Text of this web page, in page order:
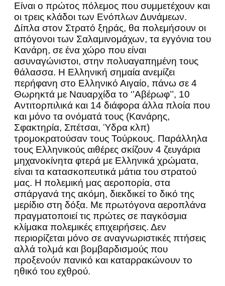
Είναι ο πρώτος πόλεμος που συμμετέχουν και
οι τρεις κλάδοι των Ενόπλων Δυνάμεων.
Δίπλα στον Στρατό ξηράς, θα πολεμήσουν οι
απόγονοι των Σαλαμινομάχων, τα εγγόνια του
Κανάρη, σε ένα χώρο που είναι
ασυναγώνιστοι, στην πολυαγαπημένη τους
θάλασσα. Η Ελληνική σημαία ανεμίζει
περήφανη στο Ελληνικό Αιγαίο, πάνω σε 4
Θωρηκτά με Ναυαρχίδα το ‘’Αβέρωφ’’, 10
Αντιτορπιλικά και 14 διάφορα άλλα πλοία που
και μόνο τα ονόματά τους (Κανάρης,
Σφακτηρία, Σπέτσαι, Ύδρα κλπ)
τρομοκρατούσαν τους Τούρκους. Παράλληλα
τους Ελληνικούς αιθέρες σκίζουν 4 ζευγάρια
μηχανοκίνητα φτερά με Ελληνικά χρώματα,
είναι τα κατασκοπευτικά μάτια του στρατού
μας. Η πολεμική μας αεροπορία, στα
σπάργανά της ακόμη, διεκδικεί το δικό της
μερίδιο στη δόξα. Με πρωτόγονα αεροπλάνα
πραγματοποιεί τις πρώτες σε παγκόσμια
κλίμακα πολεμικές επιχειρήσεις. Δεν
περιορίζεται μόνο σε αναγνωριστικές πτήσεις
αλλά τολμά και βομβαρδισμούς που
προξενούν πανικό και καταρρακώνουν το
ηθικό του εχθρού.